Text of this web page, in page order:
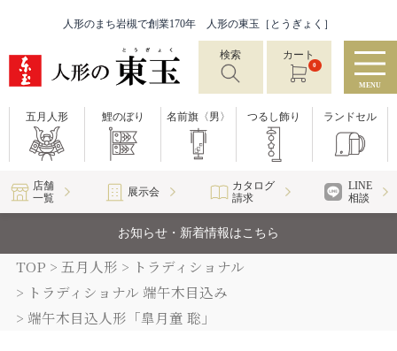
人形のまち岩槻で創業170年 人形の東玉［とうぎょく］
検索 カート
0
MENU
五月人形 鯉のぼり 名前旗〈男〉 つるし飾り ランドセル
店舗
一覧
展示会
カタログ
請求
LINE
相談
お知らせ・新着情報はこちら
TOP 五月人形
トラディショナル
トラディショナル 端午木目込み
端午木目込人形「皐月童 聡」